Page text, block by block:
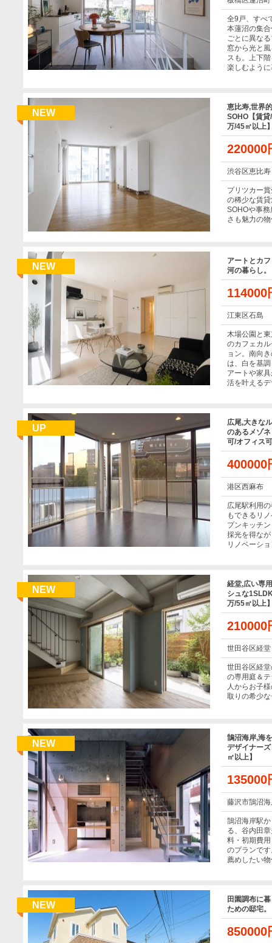
全9戸、すべ
本蓮沼の集
ごとに異な
窓から光と
スも。上下
楽しむよう
NEW
恵比寿,世界
SOHO【賃
万/45㎡以上
渋谷区恵比寿
プリツカー
の稀少な賃
SOHOや事
さも魅力の
NEW
アートとカ
河の暮らし
江東区石島
木場公園と
のカフェカ
ョン。南向
は、白を基
アートや家
活を叶える
UP
広尾,大きな
のあるメゾ
可/オフィス
港区西麻布
広尾駅利用
もできるリ
プンキッチ
採光を得な
リノベーシ
NEW
経堂,広い専
シュな
万/55㎡以上
世田谷区経堂
世田谷区経
の専用庭＆
人からお子
取りの希少
NEW
鵠沼海岸,海
デザイナー
㎡以上】
藤沢市鵠沼
鵠沼海岸駅
る、谷内田
料・初期費
のプランで
薦めしたい
NEW
田園調布に
ための邸宅